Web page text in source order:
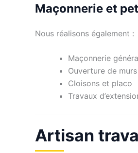
Maçonnerie et
Nous réalisons également :
Maçonnerie
Ouverture de
Cloisons et placo
Travaux
Artisan